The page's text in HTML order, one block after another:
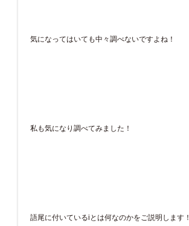
気になってはいても中々調べないですよね！
私も気になり調べてみました！
語尾に付いているiとは何なのかをご説明します！